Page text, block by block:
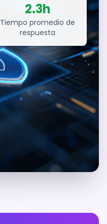
2.3h
Tiempo promedio de
respuesta